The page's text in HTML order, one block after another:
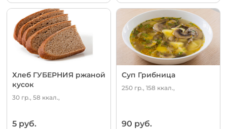
Хлеб ГУБЕРНИЯ ржаной
кусок
30 гр., 58 ккал.,
5 руб.
Суп Грибница
250 гр., 158 ккал.,
90 руб.